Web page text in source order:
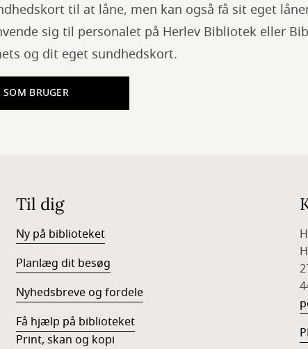
til at låne, men kan også få sit eget
sig til personalet på Herlev Bibliotek eller
og dit eget sundhedskort.
BRUGER
Til dig
Ny på biblioteket
Planlæg dit besøg
Nyhedsbreve og fordele
Få hjælp på biblioteket
Print, skan og kopi